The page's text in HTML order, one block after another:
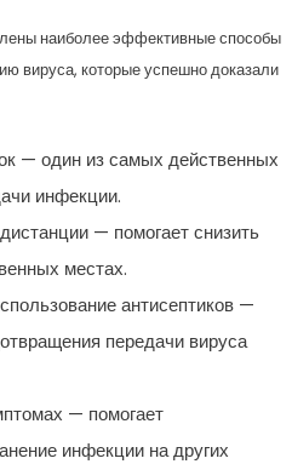
наиболее эффективные способы
вируса, которые успешно доказали
— один из самых действенных
инфекции.
— помогает снизить
местах.
антисептиков —
передачи вируса
— помогает
инфекции на других